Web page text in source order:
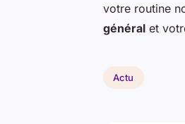
votre routine
général et
Actu